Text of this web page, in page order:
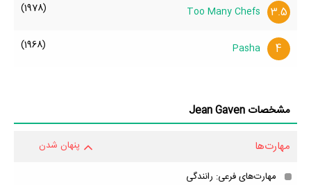
3.5
Too Many Chefs
(1978)
4
Pasha
(1968)
مشخصات Jean Gaven
مهارت‌ها پنهان شدن
مهارت‌های فرعی: رانندگی